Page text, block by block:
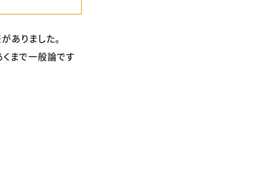
ありました。
まで一般論です